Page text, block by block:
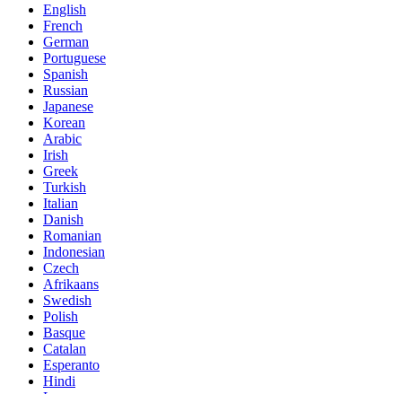
English
French
German
Portuguese
Spanish
Russian
Japanese
Korean
Arabic
Irish
Greek
Turkish
Italian
Danish
Romanian
Indonesian
Czech
Afrikaans
Swedish
Polish
Basque
Catalan
Esperanto
Hindi